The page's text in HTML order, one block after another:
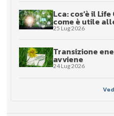
Lca: cos’è il
come è utile
25 Lug 2026
Transizione
avviene
24 Lug 2026